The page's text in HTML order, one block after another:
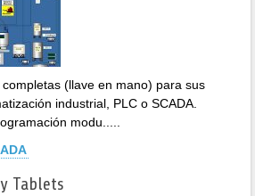
(llave en mano) para sus
industrial, PLC o SCADA.
modu.....
Tablets